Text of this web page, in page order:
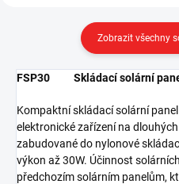
Zobrazit všechny
FSP30 Skládací solární
Kompaktní skládací solární
elektronické zařízení na
zabudované do nylonové
výkon až 30W. Účinnost
předchozím solárním panelům,